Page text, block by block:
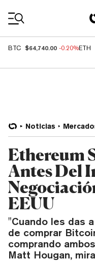
BTC $64,740.00 -0.20%ETH
Noticias
Ethereum
Antes Del
EEUU
"Cuando les das
de comprar
comprando
Matt Hougan,